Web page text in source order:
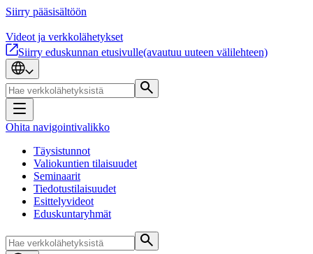
Siirry pääsisältöön
Videot ja verkkolähetykset
Siirry eduskunnan etusivulle(avautuu uuteen välilehteen)
Ohita navigointivalikko
Täysistunnot
Valiokuntien tilaisuudet
Seminaarit
Tiedotustilaisuudet
Esittelyvideot
Eduskuntaryhmät